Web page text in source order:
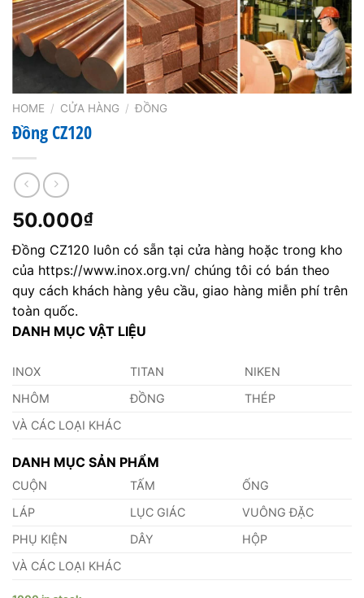
HOME / CỬA HÀNG / ĐỒNG
Đồng CZ120
50.000₫
Đồng CZ120 luôn có sẵn tại cửa hàng hoặc trong kho
của https://www.inox.org.vn/ chúng tôi có bán theo
quy cách khách hàng yêu cầu, giao hàng miễn phí trên
toàn quốc.
DANH MỤC VẬT LIỆU
INOX TITAN
NIKEN
NHÔM
ĐỒNG
THÉP
VÀ CÁC LOẠI KHÁC
DANH MỤC SẢN PHẨM
CUỘN TẤM
ỐNG
LÁP
LỤC GIÁC
VUÔNG ĐẶC
PHỤ KIỆN
DÂY
HỘP
VÀ CÁC LOẠI KHÁC